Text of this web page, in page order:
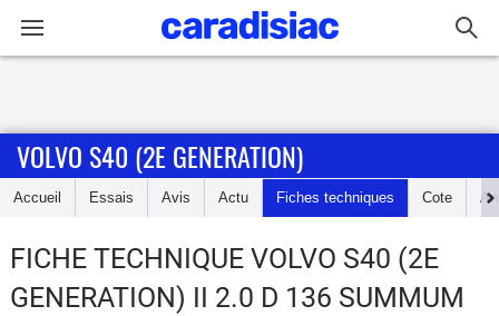
Accueil
Essais
VOLVO S40 (2E GENERATION)
Accueil Essais Avis Actu Fiches techniques Cote
FICHE TECHNIQUE VOLVO S40 (2E
GENERATION) II 2.0 D 136 SUMMUM